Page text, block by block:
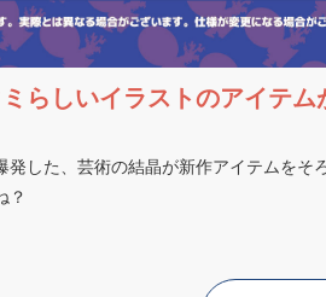
らしいイラストのアイテム
発した、芸術の結晶が新作アイテムをそ
？
channel/